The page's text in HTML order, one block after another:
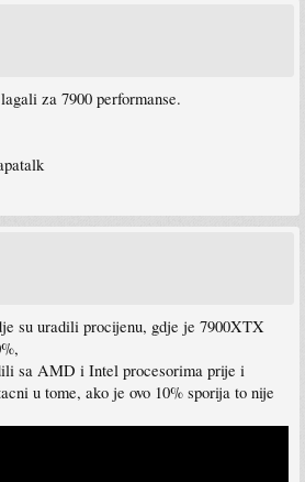
za 7900 performanse.
su uradili procijenu, gdje je 7900XTX
sa AMD i Intel procesorima prije i
u tome, ako je ovo 10% sporija to nije